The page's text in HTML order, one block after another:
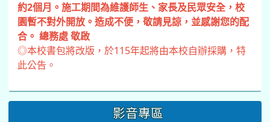
約2個月。施工期間為維護師生、家長及民眾安全，校
園暫不對外開放。造成不便，敬請見諒，並感謝您的配
合。 總務處 敬啟
◎本校書包將改版，於115年起將由本校自辦採購，特
此公告。
影音專區